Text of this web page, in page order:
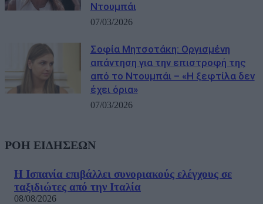
Ντουμπάι
07/03/2026
Σοφία Μητσοτάκη: Οργισμένη
απάντηση για την επιστροφή της
από το Ντουμπάι – «Η ξεφτίλα δεν
έχει όρια»
07/03/2026
ΡΟΗ ΕΙΔΗΣΕΩΝ
Η Ισπανία επιβάλλει συνοριακούς ελέγχους σε
ταξιδιώτες από την Ιταλία
08/08/2026